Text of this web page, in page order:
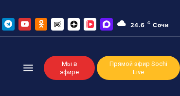
24.6 C Сочи
Мы в
эфире
Прямой эфир Sochi
Live